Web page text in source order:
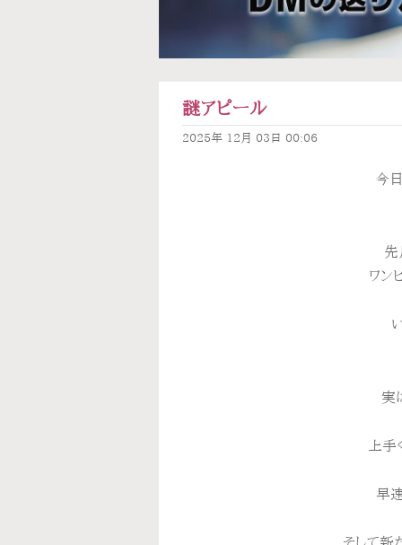
謎アピール
2025年 12月 03日 00:06
今
先
ワン
実
上手
早
そして新